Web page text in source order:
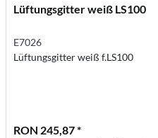
Lüftungsgitter weiß LS100
E7026
Lüftungsgitter weiß f.LS100
RON 245,87 *